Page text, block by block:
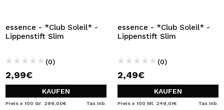
Durch die Erstellung eines Kontos bei Maquillalia.de
einsehen.
BENUTZERKONTO ERSTELLEN
essence - *Club Soleil* -
Lippenstift Slim
(0)
2,99€
KAUFEN
Preis x 100 Gr: 299,00€ Tax Inb.
essence - *Club Soleil* -
Lippenstift Slim
(0)
2,49€
KAUFEN
Preis x 100 Ml: 249,01€ Tax Inb.